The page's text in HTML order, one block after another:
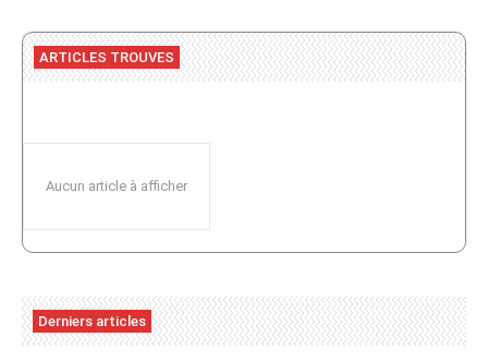
ARTICLES TROUVES
Aucun article à afficher
Derniers articles